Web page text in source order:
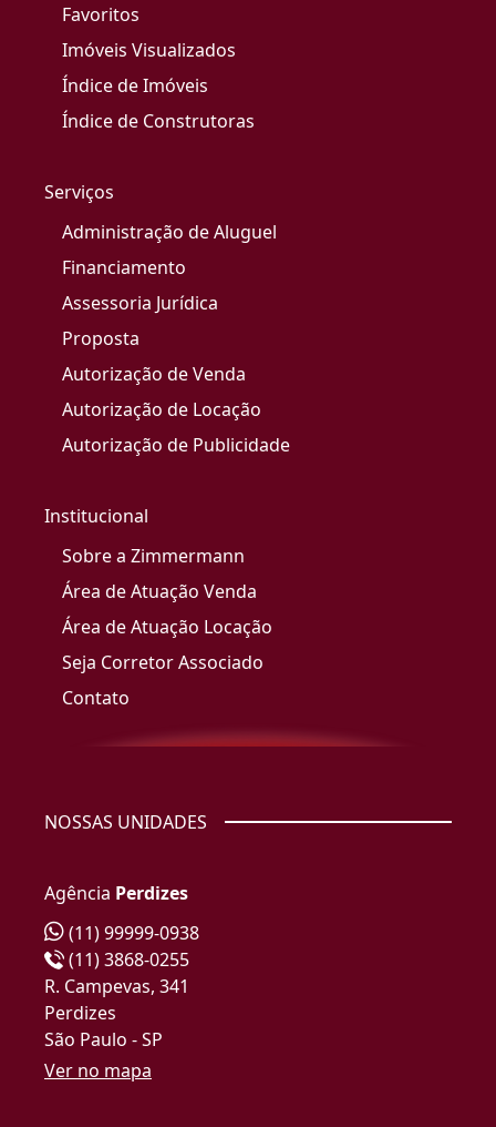
Favoritos
Imóveis Visualizados
Índice de Imóveis
Índice de Construtoras
Serviços
Administração de Aluguel
Financiamento
Assessoria Jurídica
Proposta
Autorização de Venda
Autorização de Locação
Autorização de Publicidade
Institucional
Sobre a Zimmermann
Área de Atuação Venda
Área de Atuação Locação
Seja Corretor Associado
Contato
NOSSAS UNIDADES
Agência Perdizes
(11) 99999-0938
(11) 3868-0255
R. Campevas, 341
Perdizes
São Paulo - SP
Ver no mapa